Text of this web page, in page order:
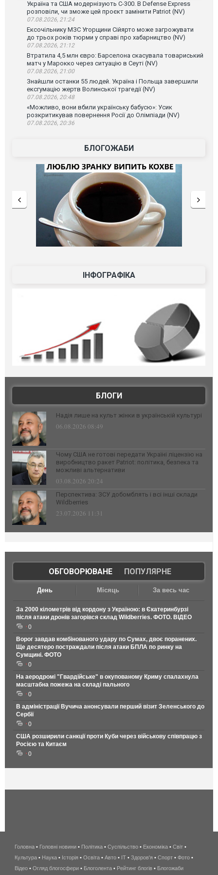
Україна та США модернізують С-300. В Defense Express
розповіли, чи зможе цей проєкт замінити Patriot (NV)
07.08.2026, 21:24
Ексочільнику МЗС Угорщини Сійярто може загрожувати
до трьох років тюрми у справі про хабарництво (NV)
07.08.2026, 21:12
Втратила 4,5 млн євро: Барселона скасувала товариський
матч у Марокко через ситуацію в Сеуті (NV)
07.08.2026, 21:00
Знайшли останки 55 людей. Україна і Польща завершили
ексгумацію жертв Волинської трагедії (NV)
07.08.2026, 20:48
«Можливо, вони вбили українську бабусю»: Усик
розкритикував повернення Росії до Олімпіади (NV)
07.08.2026, 20:36
БЛОГОЖАБИ
ІНФОГРАФІКА
БЛОГИ
Надія лише на культ жінки в українській культурі
06.08.2026 08:49
Чому США не готові передати Україні ліцензію на
виробництво ракет Patriot: політика, безпека та
можливі альтернативи
03.08.2026 20:24
Перспектива: ЗСУ добомблять і всі інші склади
Wildberries
23.07.2026 11:31
ОБГОВОРЮВАНЕ| ПОПУЛЯРНЕ
День Місяць За весь час
За 2000 кілометрів від кордону з Україною: в Єкатеринбурзі
після атаки дронів загорівся склад Wildberries. ФОТО. ВІДЕО
0
Ворог завдав комбінованого удару по Сумах, двоє поранених.
Ще десятеро постраждали після атаки БПЛА по ринку на
Сумщині. ФОТО
0
На аеродромі "Гвардійське" в окупованому Криму спалахнула
масштабна пожежа на складі пального
0
В адміністрації Вучича анонсували перший візит Зеленського до
Сербії
0
США розширили санкції проти Куби через військову співпрацю з
Росією та Китаєм
0
беспроводной
интернет
киев
Головна • Головні новини • Політика • Суспільство • Економіка • Світ •
Культура • Наука • Історія • Освіта • Авто • IT • Здоров'я • Спорт • Фото •
Відео • Огляд блогосфери • Блоголента • Рейтинг блогів • Блогожаби